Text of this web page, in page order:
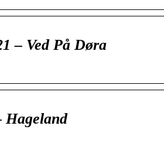
– Ved På Døra
Hageland